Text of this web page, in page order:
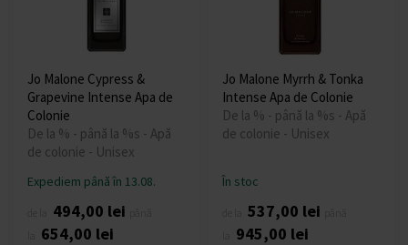
Jo Malone Cypress &
Grapevine Intense Apa de
Colonie
De la % - până la %s - Apă
de colonie - Unisex
Expediem până în 13.08.
494,00 lei
654,00 lei
Jo Malone Myrrh & Tonka
Intense Apa de Colonie
De la % - până la %s - Apă
de colonie - Unisex
În stoc
537,00 lei
945,00 lei